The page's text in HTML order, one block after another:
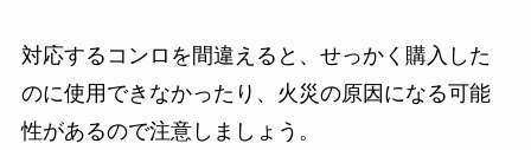
対応するコンロを間違えると、せっかく購入した
のに使用できなかったり、火災の原因になる可能
性があるので注意しましょう。